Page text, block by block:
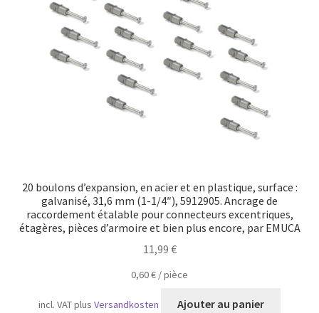
Transport maritime
20 boulons d’expansion, en acier et en plastique, surface :
galvanisé, 31,6 mm (1-1/4″), 5912905. Ancrage de
raccordement étalable pour connecteurs excentriques,
étagères, pièces d’armoire et bien plus encore, par EMUCA
11,99 €
0,60€ /pièce
incl. VATplusVersandkosten Ajouter au panier